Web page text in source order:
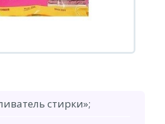
стирки»;